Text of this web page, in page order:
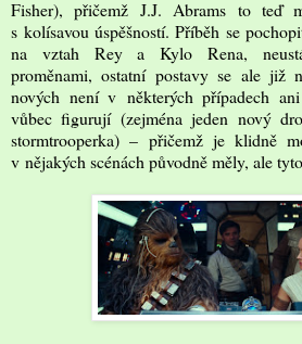
Fisher), přičemž J.J. Abrams to teď
s kolísavou úspěšností. Příběh se
na vztah Rey a Kylo Rena,
proměnami, ostatní postavy se ale již
nových není v některých případech
vůbec figurují (zejména jeden nový
stormtrooperka) – přičemž je klidně
v nějakých scénách původně měly, ale